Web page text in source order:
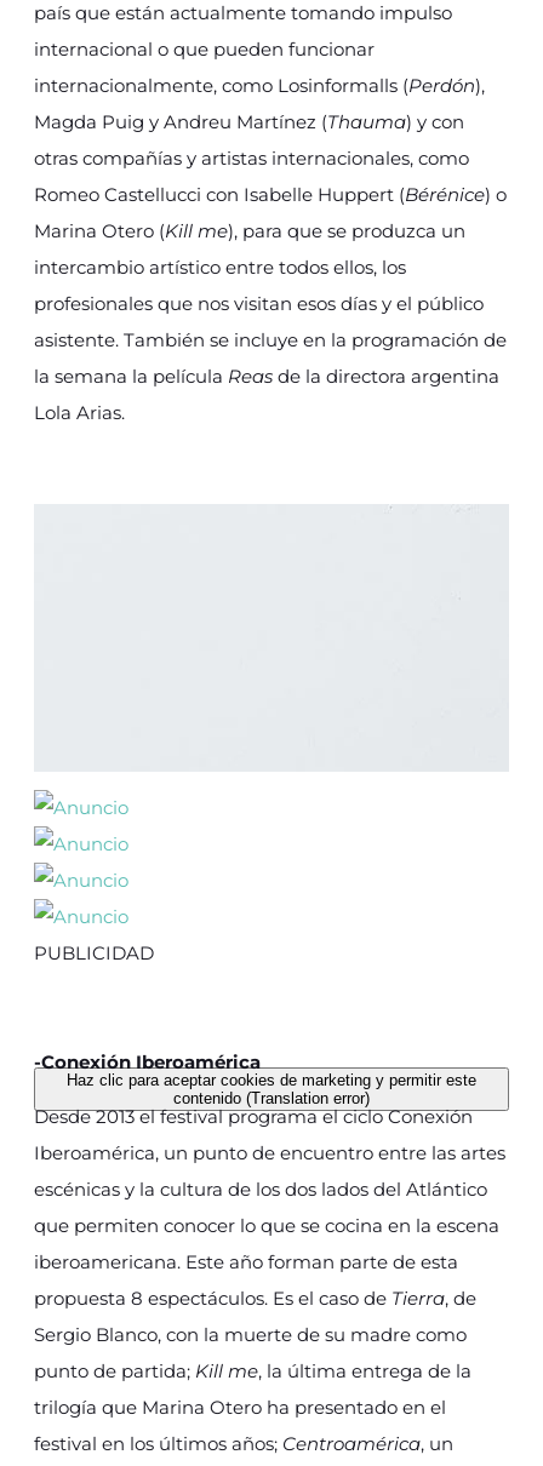
país que están actualmente tomando impulso
internacional o que pueden funcionar
internacionalmente, como Losinformalls (Perdón),
Magda Puig y Andreu Martínez (Thauma) y con
otras compañías y artistas internacionales, como
Romeo Castellucci con Isabelle Huppert (Bérénice) o
Marina Otero (Kill me), para que se produzca un
intercambio artístico entre todos ellos, los
profesionales que nos visitan esos días y el público
asistente. También se incluye en la programación de
la semana la película Reas de la directora argentina
Lola Arias.
Haz clic para aceptar cookies de marketing y permitir este
contenido (Translation error)
PUBLICIDAD
-Conexión Iberoamérica
Desde 2013 el festival programa el ciclo Conexión
Iberoamérica, un punto de encuentro entre las artes
escénicas y la cultura de los dos lados del Atlántico
que permiten conocer lo que se cocina en la escena
iberoamericana. Este año forman parte de esta
propuesta 8 espectáculos. Es el caso de Tierra, de
Sergio Blanco, con la muerte de su madre como
punto de partida; Kill me, la última entrega de la
trilogía que Marina Otero ha presentado en el
festival en los últimos años; Centroamérica, un